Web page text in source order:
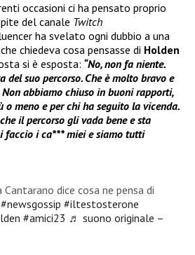
occasioni ci ha pensato proprio
del canale Twitch
ha svelato ogni dubbio a una
chiedeva cosa pensasse di Holden
si è esposta: “No, non fa niente.
del suo percorso. Che è molto bravo e
abbiamo chiuso in buoni rapporti,
o meno e per chi ha seguito la vicenda.
il percorso gli vada bene e sta
faccio i ca*** miei e siamo tutti
Cantarano dice cosa ne pensa di
#newsgossip #iltestosterone
#amici23 ♬ suono originale –